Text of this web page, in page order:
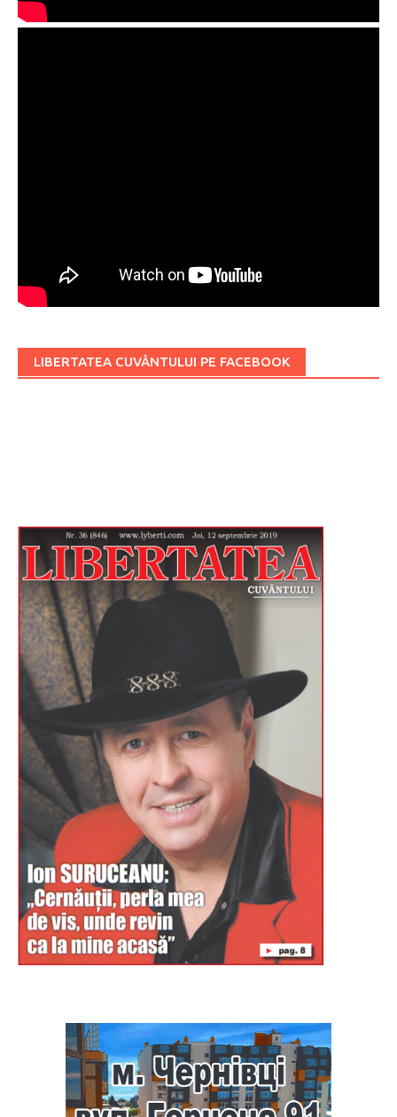
LIBERTATEA CUVÂNTULUI PE FACEBOOK